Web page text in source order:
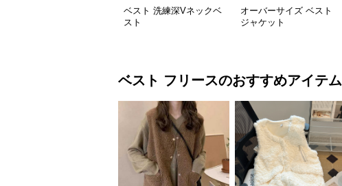
ベスト 洗練深Vネックベ
スト
オーバーサイズ ベスト
ジャケット
ベスト フリースのおすすめアイテム